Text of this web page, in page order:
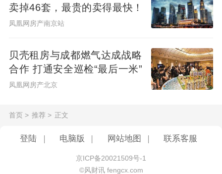
卖掉46套，最贵的卖得最快！
凤凰网房产南京站
贝壳租房与成都燃气达成战略
合作 打通安全巡检“最后一米”
凤凰网房产北京
首页 > 推荐 > 正文
登陆 电脑版 网站地图 联系客服
京ICP备20021509号-1
©风财讯 fengcx.com